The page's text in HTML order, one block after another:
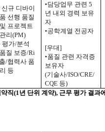
신규 디바이
선행 품질
프로젝트
리(PM)
평가/분석
질 보증/Ri
/협력사 품
등
•담당업무 관련 5
년 내외 경력 보유
자
•공학계열 전공자
[우대]
•품질 관련 자격증
보유자
(기술사/ISO/CRE/
CQE 등)
직(1년 단위 계약), 근무 평가 결